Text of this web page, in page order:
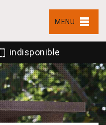
MENU
indisponible